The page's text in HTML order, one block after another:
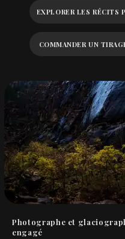
EXPLORER LES RÉCITS
COMMANDER UN
Photographe et
engagé